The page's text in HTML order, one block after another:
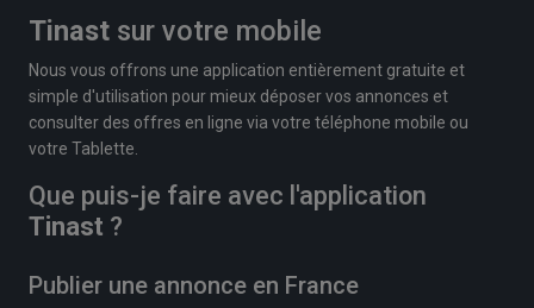
Tinast sur votre mobile
Nous vous offrons une application entièrement gratuite et
simple d'utilisation pour mieux déposer vos annonces et
consulter des offres en ligne via votre téléphone mobile ou
votre Tablette.
Que puis-je faire avec l'application
Tinast ?
Publier une annonce en France